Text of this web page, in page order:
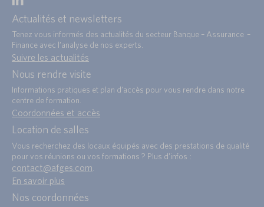
Actualités et newsletters
Tenez vous informés des actualités du secteur Banque – Assurance –
Finance avec l’analyse de nos experts.
Suivre les actualités
Nous rendre visite
Informations pratiques et plan d’accès pour vous rendre dans notre
centre de formation.
Coordonnées et accès
Location de salles
Vous recherchez des locaux équipés avec des prestations de qualité
pour vos réunions ou vos formations ? Plus d’infos :
contact@afges.com
En savoir plus
Nos coordonnées